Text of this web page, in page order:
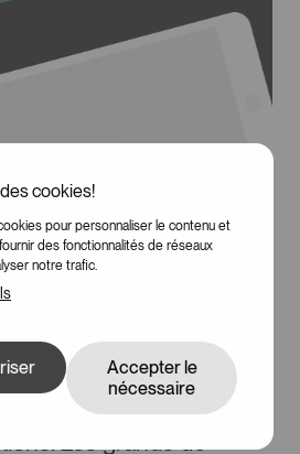
cookies!
pour personnaliser le contenu et
des fonctionnalités de réseaux
notre trafic.
Accepter le
nécessaire
2017 en matière de
sur le web? Chacun y
Les grands de